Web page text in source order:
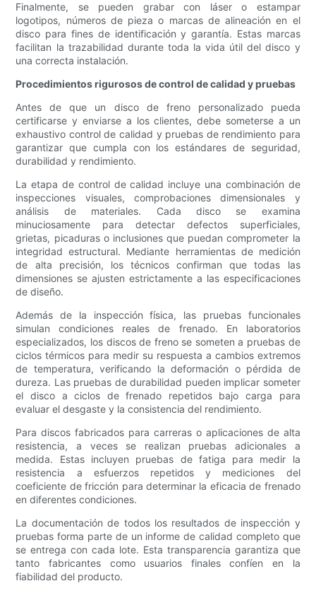
Finalmente, se pueden grabar con láser o estampar
logotipos, números de pieza o marcas de alineación en el
disco para fines de identificación y garantía. Estas marcas
facilitan la trazabilidad durante toda la vida útil del disco y
una correcta instalación.
Procedimientos rigurosos de control de calidad y pruebas
Antes de que un disco de freno personalizado pueda
certificarse y enviarse a los clientes, debe someterse a un
exhaustivo control de calidad y pruebas de rendimiento para
garantizar que cumpla con los estándares de seguridad,
durabilidad y rendimiento.
La etapa de control de calidad incluye una combinación de
inspecciones visuales, comprobaciones dimensionales y
análisis de materiales. Cada disco se examina
minuciosamente para detectar defectos superficiales,
grietas, picaduras o inclusiones que puedan comprometer la
integridad estructural. Mediante herramientas de medición
de alta precisión, los técnicos confirman que todas las
dimensiones se ajusten estrictamente a las especificaciones
de diseño.
Además de la inspección física, las pruebas funcionales
simulan condiciones reales de frenado. En laboratorios
especializados, los discos de freno se someten a pruebas de
ciclos térmicos para medir su respuesta a cambios extremos
de temperatura, verificando la deformación o pérdida de
dureza. Las pruebas de durabilidad pueden implicar someter
el disco a ciclos de frenado repetidos bajo carga para
evaluar el desgaste y la consistencia del rendimiento.
Para discos fabricados para carreras o aplicaciones de alta
resistencia, a veces se realizan pruebas adicionales a
medida. Estas incluyen pruebas de fatiga para medir la
resistencia a esfuerzos repetidos y mediciones del
coeficiente de fricción para determinar la eficacia de frenado
en diferentes condiciones.
La documentación de todos los resultados de inspección y
pruebas forma parte de un informe de calidad completo que
se entrega con cada lote. Esta transparencia garantiza que
tanto fabricantes como usuarios finales confíen en la
fiabilidad del producto.